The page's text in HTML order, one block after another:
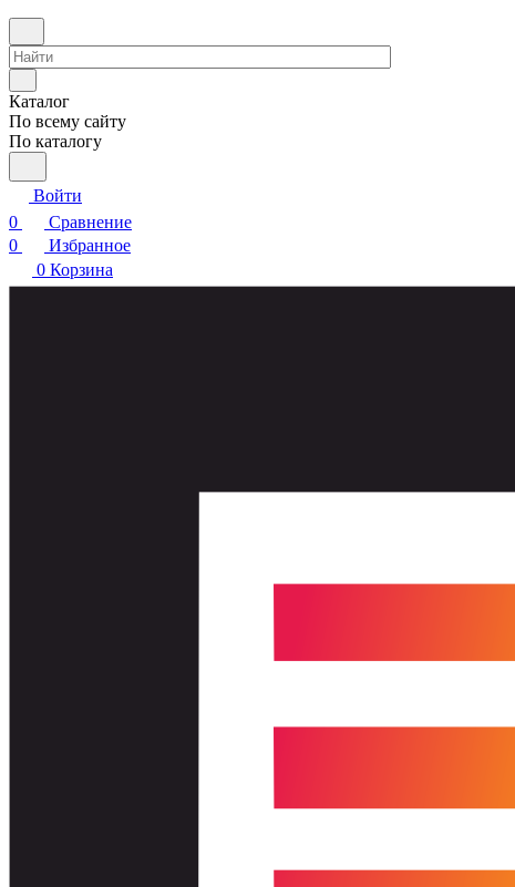
Каталог
По всему сайту
По каталогу
Войти
0
Сравнение
0
Избранное
0 Корзина